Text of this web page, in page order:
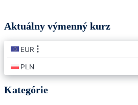
Aktuálny výmenný kurz
Kategórie